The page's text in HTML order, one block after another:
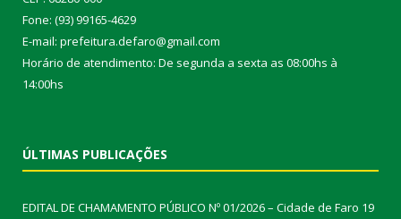
Fone: (93) 99165-4629
E-mail: prefeitura.defaro@gmail.com
Horário de atendimento: De segunda a sexta as 08:00hs à
14:00hs
ÚLTIMAS PUBLICAÇÕES
EDITAL DE CHAMAMENTO PÚBLICO Nº 01/2026 – Cidade de Faro 19